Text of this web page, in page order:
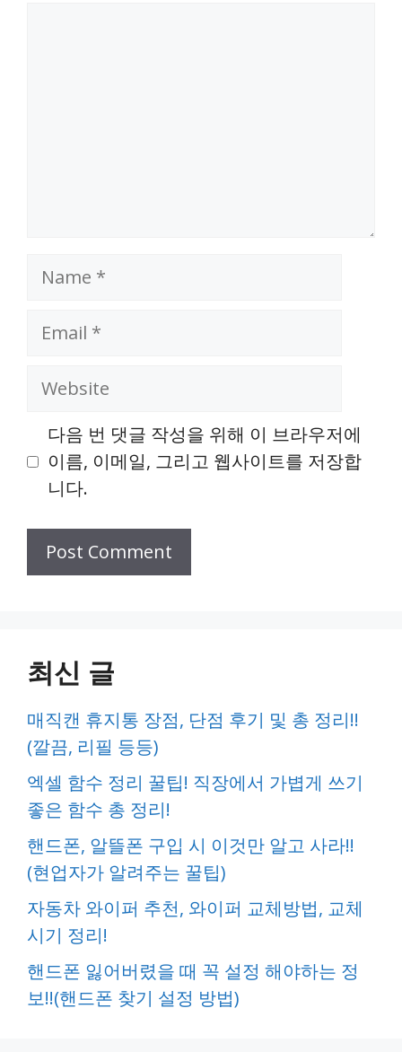
Name
Email
Website
다음 번 댓글 작성을 위해 이 브라우저에
이름, 이메일, 그리고 웹사이트를 저장합
니다.
최신 글
매직캔 휴지통 장점, 단점 후기 및 총 정리!!
(깔끔, 리필 등등)
엑셀 함수 정리 꿀팁! 직장에서 가볍게 쓰기
좋은 함수 총 정리!
핸드폰, 알뜰폰 구입 시 이것만 알고 사라!!
(현업자가 알려주는 꿀팁)
자동차 와이퍼 추천, 와이퍼 교체방법, 교체
시기 정리!
핸드폰 잃어버렸을 때 꼭 설정 해야하는 정
보!!(핸드폰 찾기 설정 방법)